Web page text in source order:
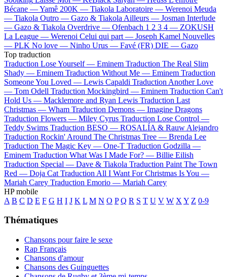
Bécane —Yamê 200K — Tiakola Laboratoire — Werenoi Meuda
— Tiakola Outro — Gazo & Tiakola Ailleurs — Josman Interlude
— Gazo & Tiakola Overdrive — Ofenbach 1 2 3 4 — ZOKUSH
La League — Werenoi Celui qui part — Joseph Kamel Nouvelles
— PLK No love — Ninho Urus — Favé (FR) DIE — Gazo
Top traduction
Traduction Lose Yourself — Eminem Traduction The Real Slim
Shady — Eminem Traduction Without Me — Eminem Traduction
Someone You Loved — Lewis Capaldi Traduction Another Love
— Tom Odell Traduction Mockingbird — Eminem Traduction Can't
Hold Us — Macklemore and Ryan Lewis Traduction Last
Christmas — Wham Traduction Demons — Imagine Dragons
Traduction Flowers — Miley Cyrus Traduction Lose Control —
Teddy Swims Traduction BESO — ROSALÍA & Rauw Alejandro
Traduction Rockin' Around The Christmas Tree — Brenda Lee
Traduction The Magic Key — One-T Traduction Godzilla —
Eminem Traduction What Was I Made For? — Billie Eilish
Traduction Special — Dave & Tiakola Traduction Paint The Town
Red — Doja Cat Traduction All I Want For Christmas Is You —
Mariah Carey Traduction Emorio — Mariah Carey
HP mobile
A B C D E F G H I J K L M N O P Q R S T U V W X Y Z 0-9
Thématiques
Chansons pour faire le sexe
Rap Français
Chansons d'amour
Chansons des Guinguettes